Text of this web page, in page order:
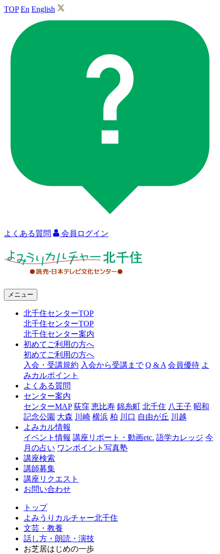
TOP En English
よくある質問 会員ログイン
ャ
千
メニュー
北千住センターTOP
北千住センターTOP
北千住センター案内
初めてご利用の方へ
初めてご利用の方へ
入会・受講規約 入会から受講まで Q & A 会員優待 よ
みカルポイント
よくある質問
センター案内
センターMAP 荻窪 恵比寿 錦糸町 北千住 八王子 昭和
記念公園 大森 川崎 横浜 柏 川口 自由が丘 川越
よみカル情報
イベント情報 講座リポート・動画etc. 語学カレッジ 今
月の占い ワンポイント写真塾
講座検索
講師募集
講座リクエスト
お問い合わせ
トップ
よみうりカルチャー北千住
文芸・教養
話し方・朗読・演技
お芝居はじめの一歩